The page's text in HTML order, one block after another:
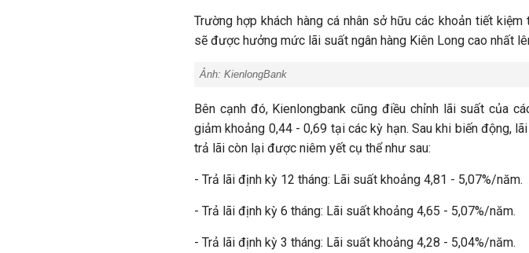
Trường hợp khách hàng cá nhân sở hữu các khoản tiết
sẽ được hưởng mức lãi suất ngân hàng Kiên Long cao nhất
Ảnh: KienlongBank
Bên cạnh đó, Kienlongbank cũng điều chỉnh lãi suất của
giảm khoảng 0,44 - 0,69 tại các kỳ hạn. Sau khi biến động,
trả lãi còn lại được niêm yết cụ thể như sau:
- Trả lãi định kỳ 12 tháng: Lãi suất khoảng 4,81 - 5,07%/năm.
- Trả lãi định kỳ 6 tháng: Lãi suất khoảng 4,65 - 5,07%/năm.
- Trả lãi định kỳ 3 tháng: Lãi suất khoảng 4,28 - 5,04%/năm.